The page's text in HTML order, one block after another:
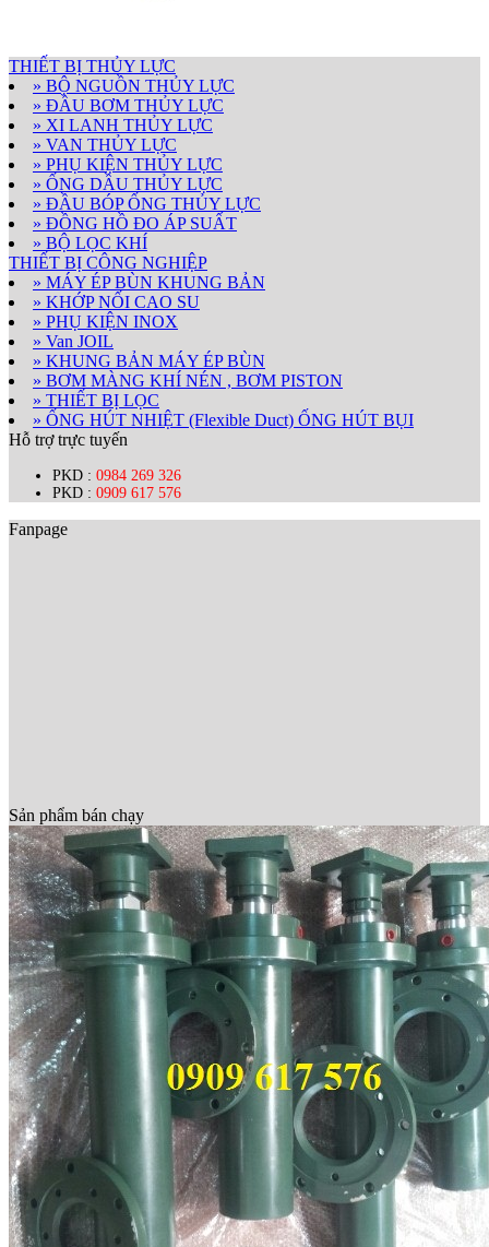
THIẾT BỊ THỦY LỰC
» BỘ NGUỒN THỦY LỰC
» ĐẦU BƠM THỦY LỰC
» XI LANH THỦY LỰC
» VAN THỦY LỰC
» PHỤ KIỆN THỦY LỰC
» ỐNG DẦU THỦY LỰC
» ĐẦU BÓP ỐNG THỦY LỰC
» ĐỒNG HỒ ĐO ÁP SUẤT
» BỘ LỌC KHÍ
THIẾT BỊ CÔNG NGHIỆP
» MÁY ÉP BÙN KHUNG BẢN
» KHỚP NỐI CAO SU
» PHỤ KIỆN INOX
» Van JOIL
» KHUNG BẢN MÁY ÉP BÙN
» BƠM MÀNG KHÍ NÉN , BƠM PISTON
» THIẾT BỊ LỌC
» ỐNG HÚT NHIỆT (Flexible Duct) ỐNG HÚT BỤI
Hỗ trợ trực tuyến
PKD : 0984 269 326
PKD : 0909 617 576
Fanpage
Sản phẩm bán chạy